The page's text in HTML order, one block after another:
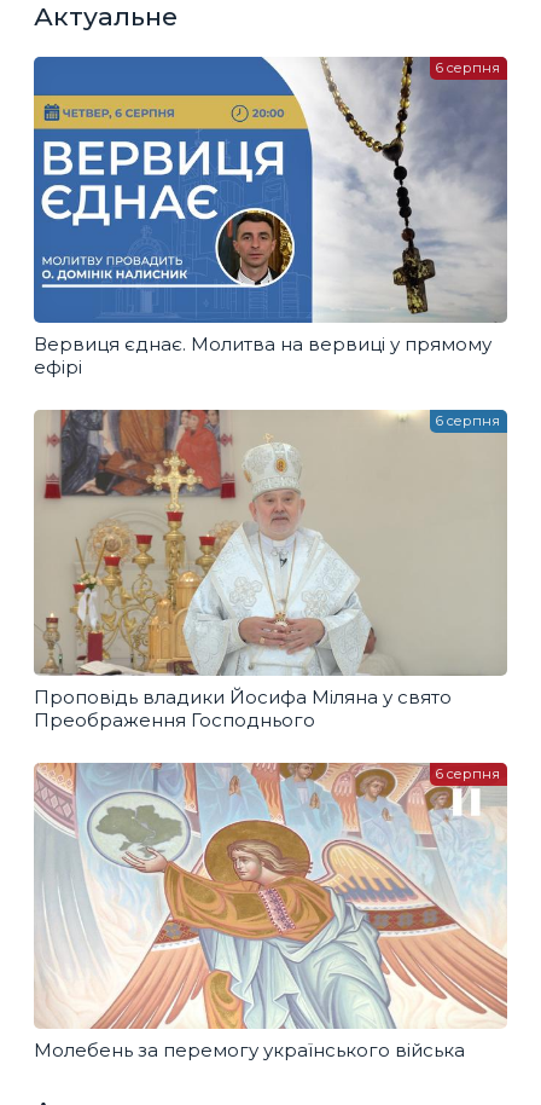
Актуальне
Вервиця єднає. Молитва на вервиці у прямому
ефірі
6 серпня
Проповідь владики Йосифа Міляна у свято
Преображення Господнього
6 серпня
Молебень за перемогу українського війська
6 серпня